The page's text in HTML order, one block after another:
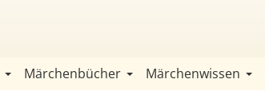
Märchenbücher Märchenwissen